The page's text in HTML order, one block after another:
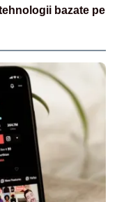
bazate pe